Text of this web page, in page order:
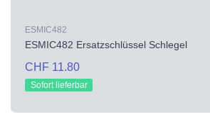
ESMIC482
ESMIC482 Ersatzschlüssel Schlegel
CHF 11.80
Sofort lieferbar